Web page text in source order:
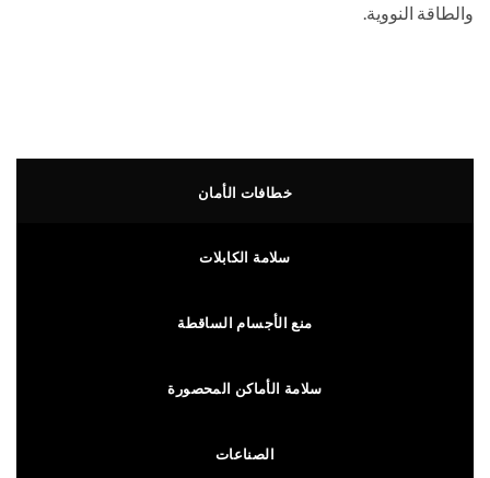
والطاقة النووية.
خطافات الأمان
سلامة الكابلات
منع الأجسام الساقطة
سلامة الأماكن المحصورة
الصناعات